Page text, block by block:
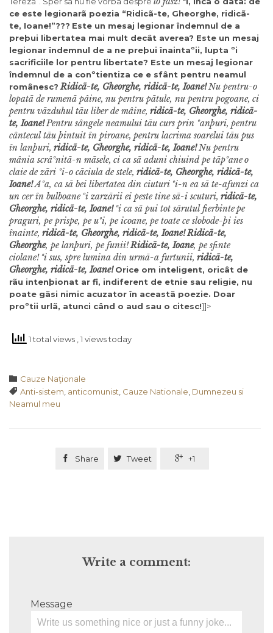
ce este legionarã poezia “Ridicã-te, Gheorghe, ridicã-
te, Ioane!”??? Este un mesaj legionar îndemnul de a
preþui libertatea mai mult decât averea? Este un mesaj
legionar îndemnul de a ne preþui înaintaºii, lupta ºi
sacrificiile lor pentru libertate? Este un mesaj legionar
îndemnul de a conºtientiza ce e sfânt pentru neamul
românesc? Ridicã-te, Gheorghe, ridicã-te, Ioane!Nu pentru-o
lopatã de rumenã pâine, nu pentru pãtule, nu pentru pogoane, ci
pentru vãzduhul tãu liber de mâine, ridicã-te, Gheorghe, ridicã-
te, Ioane!Pentru sângele neamului tãu curs prin ºanþuri, pentru
cântecul tãu þintuit în piroane, pentru lacrima soarelui tãu pus
în lanþuri, ridicã-te, Gheorghe, ridicã-te, Ioane!Nu pentru
mânia scrâºnitã-n mãsele, ci ca sã aduni chiuind pe tãpºaneo
claie de zãri ºi-o cãciula de stele, ridicã-te, Gheorghe, ridicã-te,
Ioane!Aºa, ca sã bei libertatea din ciuturi ºi-n ea sã te-afunzi ca
un cer în bulboane ºi zarzãrii ei peste tine sã-i scuturi, ridicã-te,
Gheorghe, ridicã-te, Ioane! ªi ca sã pui tot sãrutul fierbintepe
praguri, pe prispe, pe uºi, pe icoane, pe toate ce slobode-þi ies
înainte, ridicã-te, Gheorghe, ridicã-te, Ioane!Ridicã-te,
Gheorghe, pe lanþuri, pe funii!Ridicã-te, Ioane, pe sfinte
ciolane! ªi sus, spre lumina din urmã-a furtunii, ridicã-te,
Gheorghe, ridicã-te, Ioane! Orice om inteligent, oricât de
rãu intenþionat ar fi, indiferent de etnie sau religie, nu
poate gãsi nimic acuzator în aceastã poezie. Doar
proºtii urlã, atunci când o aud sau o citesc!]]>
1 total views , 1 views today
 Category
Cauze Naţionale
 Tags
Anti-sistem anticomunist Cauze Nationale Dumnezeu si
Neamul meu
 Share  Tweet  +1
Write a comment:
Message